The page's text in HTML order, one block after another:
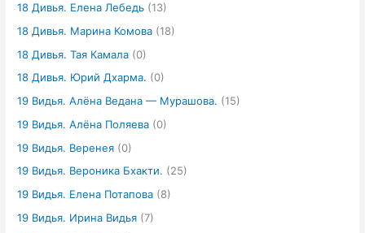
18 Дивья. Елена Лебедь (13)
18 Дивья. Марина Комова (18)
18 Дивья. Тая Камала (0)
18 Дивья. Юрий Дхарма. (0)
19 Видья. Алёна Ведана — Мурашова. (15)
19 Видья. Алёна Поляева (0)
19 Видья. Веренея (0)
19 Видья. Вероника Бхакти. (25)
19 Видья. Елена Потапова (8)
19 Видья. Ирина Видья (7)